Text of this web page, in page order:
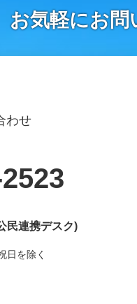
お気軽にお
わせ
民連携デスク)
日を除く